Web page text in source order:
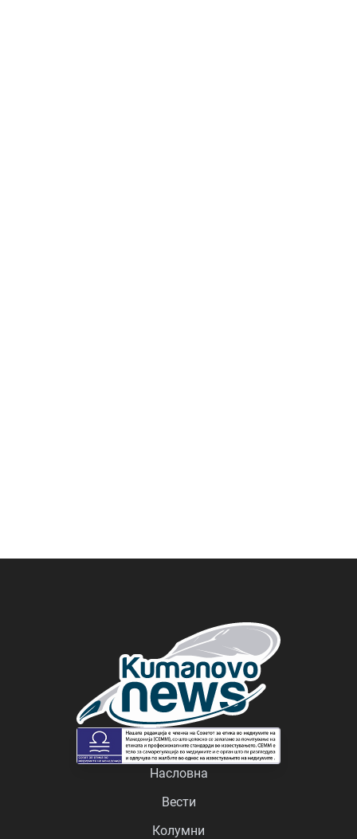
Насловна
Вести
Колумни